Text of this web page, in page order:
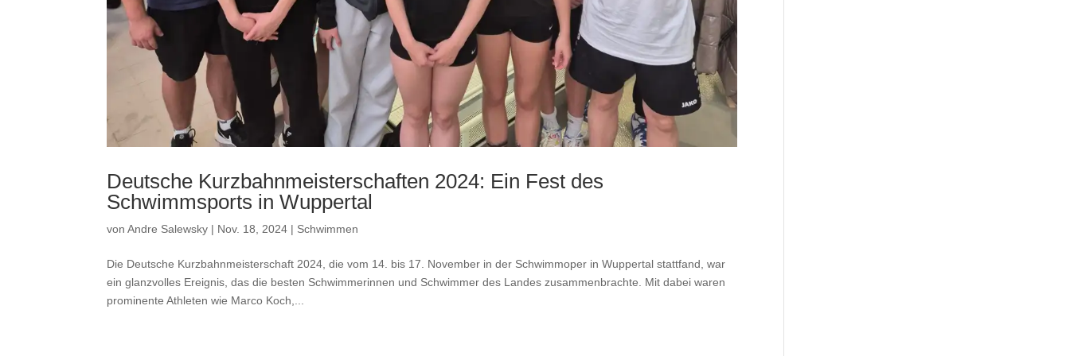
Deutsche Kurzbahnmeisterschaften 2024: Ein Fest des
Schwimmsports in Wuppertal
vonAndre Salewsky | Nov. 18, 2024 | Schwimmen
Die Deutsche Kurzbahnmeisterschaft 2024, die vom 14. bis 17. November in der Schwimmoper in Wuppertal stattfand, war
ein glanzvolles Ereignis, das die besten Schwimmerinnen und Schwimmer des Landes zusammenbrachte. Mit dabei waren
prominente Athleten wie Marco Koch,...